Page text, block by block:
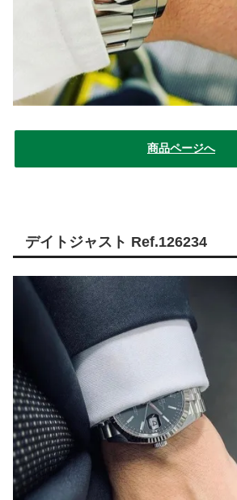
商品ページへ
デイトジャスト Ref.126234